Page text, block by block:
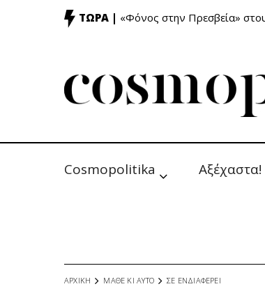
ΤΩΡΑ | «Φόνος στην Πρεσβεία»
Cosmopolitika Αξέχαστα!
ΑΡΧΙΚΗ ΜΑΘΕ ΚΙ ΑΥΤΟ ΣΕ ΕΝΔΙΑΦΕΡΕΙ